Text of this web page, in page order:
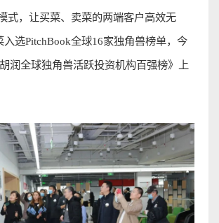
式，让买菜、卖菜的两端客户高效无
入选PitchBook全球16家独角兽榜单，今
胡润全球独角兽活跃投资机构百强榜》上